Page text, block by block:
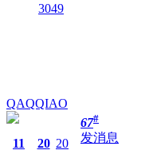
3049
QAQQIAO
11 20 20
67#
发消息